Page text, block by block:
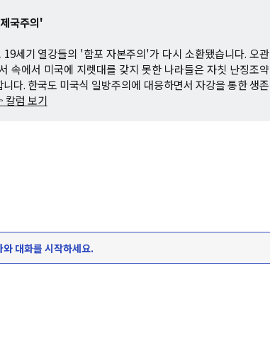
국주의'
세기 열강들의 '함포 자본주의'가 다시 소환됐습니다. 오관
속에서 미국에 지렛대를 갖지 못한 나라들은 자칫 난징조약
다. 한국도 미국식 일방주의에 대응하면서 자강을 통한 생존
칼럼 보기
와 대화를 시작하세요.